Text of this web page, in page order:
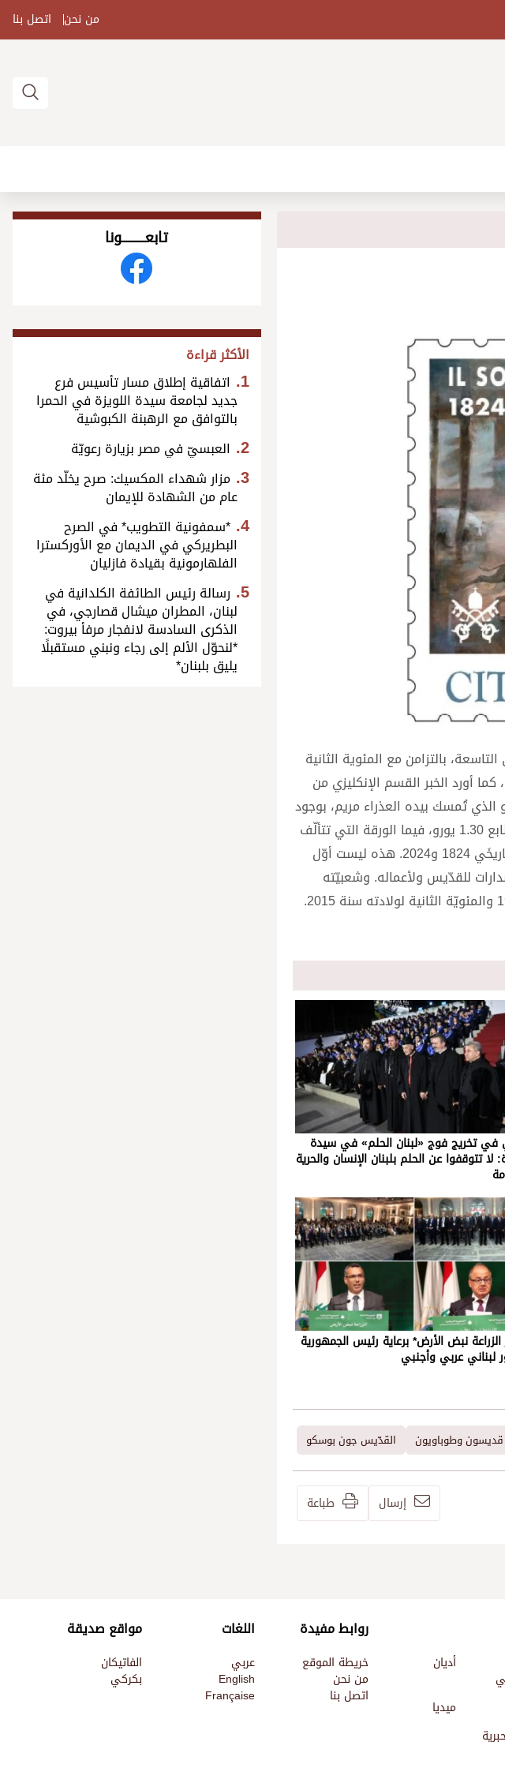
من نحن اتصل بنا
بالتزامن مع المئوية الثانية
وللمتحمّسين، كما أورد الخبر القسم الإنكليزي من
1999، تُجسّد حلم الشاب جون بوسكو الذي تُمسك بيده العذراء مريم، بوجود
يسوع إلى جانبه. هذا الحلم طبَعَ بعمقٍ حياة القدّيس وكان دليلاً لخياراته المستقبليّة. تبلغ قيمة الطابع 1.30 يورو، فيما الورقة التي تتألّف
من 9 طوابع مع قيمة إجماليّة تبلغ 11.70 يورو ستصدر أيضاً مع نقش “حلم القدّيس جون بوسكو” وتاريخَي 1824 و2024. هذه ليست أوّل
تذكاريّاً للقدّيس جون بوسكو. فمنذ 1936، كانت هناك إصدارات للقدّيس ولأعماله. وشعبيّته
تظهر في إصدار العديد من البلدان طوابع تحمل رسمه في مناسبات مميّزة، كمئويّة وفاته سنة 1988 والمئويّة الثانية لولادته سنة 2015.
في تخريج فوج «لبنان الحلم» في سيدة
لا تتوقفوا عن الحلم بلبنان الإنسان والحرية
نبض الأرض* برعاية رئيس الجمهورية
لبناني عربي وأجنبي
قديسون وطوباويون القدّيس جون بوسكو
إرسال طباعة
تابعــــــــــونا
الأكثر قراءة
اتفاقية إطلاق مسار تأسيس فرع
جديد لجامعة سيدة اللويزة في الحمرا
بالتوافق مع الرهبنة الكبوشية
العبسيّ في مصر بزيارة رعويّة
مزار شهداء المكسيك: صرح يخلّد مئة
عام من الشهادة للإيمان
*سمفونية التطويب* في الصرح
البطريركي في الديمان مع الأوركسترا
الفلهارمونية بقيادة فازليان
رسالة رئيس الطائفة الكلدانية في
لبنان، المطران ميشال قصارجي، في
الذكرى السادسة لانفجار مرفأ بيروت:
*لنحوّل الألم إلى رجاء ونبني مستقبلًا
يليق بلبنان*
أديان
ميديا
روابط مفيدة
خريطة الموقع
من نحن
اتصل بنا
اللغات
عربي
English
Française
مواقع صديقة
الفاتيكان
بكركي